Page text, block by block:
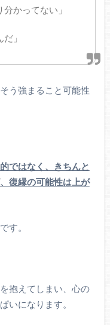
かってない」
」
う強まること可能性
ではなく、きちんと
復縁の可能性は上が
す。
抱えてしまい、心の
いになります。